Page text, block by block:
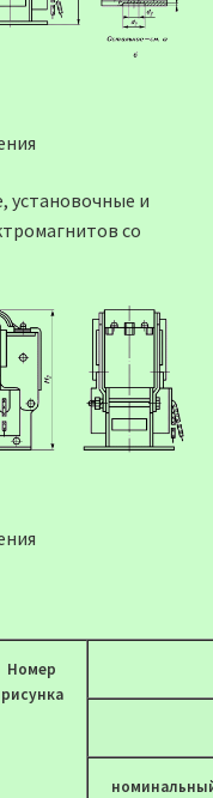
установочные и
со
Номер
рисунка